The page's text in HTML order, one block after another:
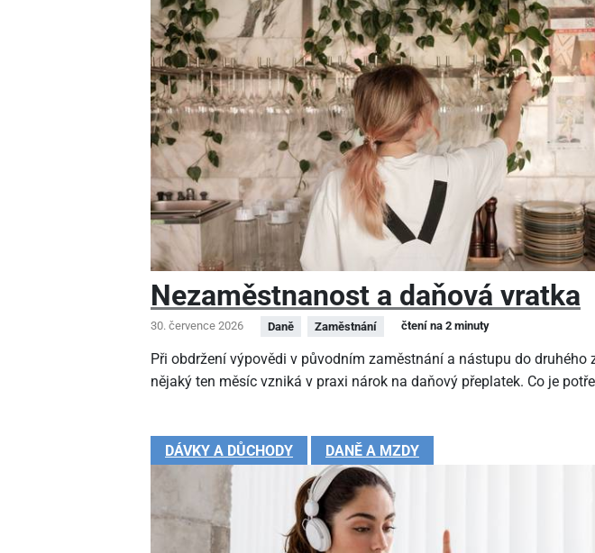
Nezaměstnanost a daňová vratka
30. července 2026 Daně Zaměstnání čtení na 2 minuty
Při obdržení výpovědi v původním zaměstnání a nástupu do druhého
nějaký ten měsíc vzniká v praxi nárok na daňový přeplatek. Co je
DÁVKY A DŮCHODY DANĚ A MZDY